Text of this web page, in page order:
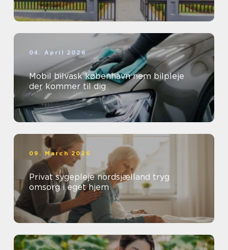
04. April 2026
Mobil bilvask københavn nem bilpleje
der kommer til dig
09. March 2026
Privat sygepleje nordsjælland tryg
omsorg i eget hjem